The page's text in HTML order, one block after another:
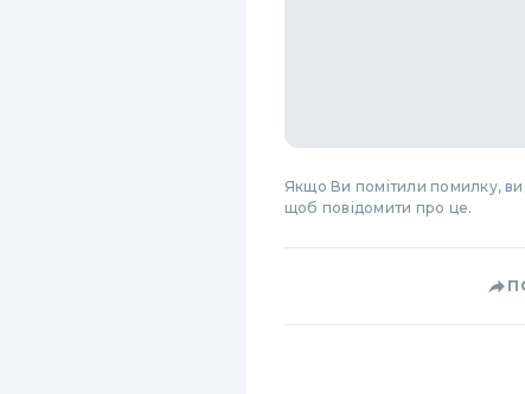
Якщо Ви помітили помилку,
щоб повідомити про це.